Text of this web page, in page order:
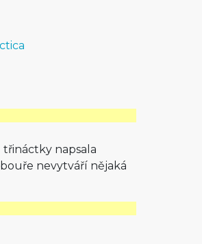
třináctky napsala
bouře nevytváří nějaká